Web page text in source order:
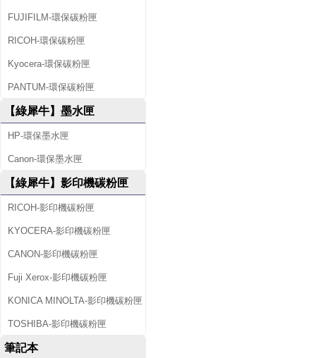
FUJIFILM-環保碳粉匣
RICOH-環保碳粉匣
Kyocera-環保碳粉匣
PANTUM-環保碳粉匣
【綠犀牛】墨水匣
HP-環保墨水匣
Canon-環保墨水匣
【綠犀牛】影印機碳粉匣
RICOH-影印機碳粉匣
KYOCERA-影印機碳粉匣
CANON-影印機碳粉匣
Fuji Xerox-影印機碳粉匣
KONICA MINOLTA-影印機碳粉匣
TOSHIBA-影印機碳粉匣
筆記本